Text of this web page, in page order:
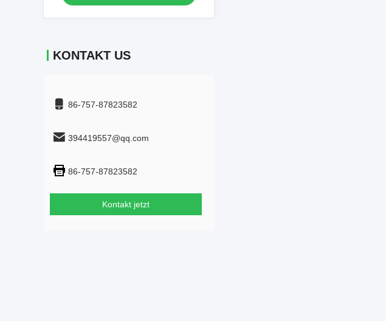
KONTAKT US
86-757-87823582
394419557@qq.com
86-757-87823582
Kontakt jetzt